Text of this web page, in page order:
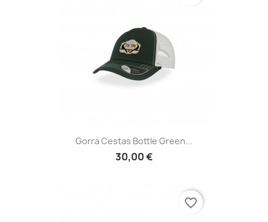
Gorra Cestas Bottle Green...
30,00 €
favorite_border